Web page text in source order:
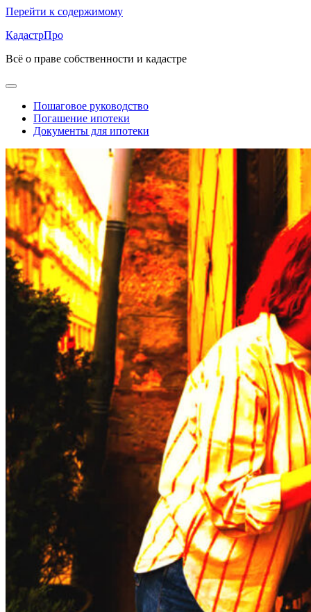
Перейти к содержимому
КадастрПро
Всё о праве собственности и кадастре
Пошаговое руководство
Погашение ипотеки
Документы для ипотеки